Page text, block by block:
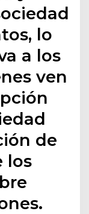
lo
a los
ven
de
los